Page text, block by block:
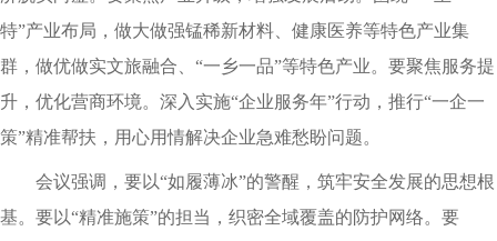
特”产业布局，做大做强锰稀新材料、健康医养等特色产业集
群，做优做实文旅融合、“一乡一品”等特色产业。要聚焦服务提
升，优化营商环境。深入实施“企业服务年”行动，推行“一企一
策”精准帮扶，用心用情解决企业急难愁盼问题。
会议强调，要以“如履薄冰”的警醒，筑牢安全发展的思想根
基。要以“精准施策”的担当，织密全域覆盖的防护网络。要